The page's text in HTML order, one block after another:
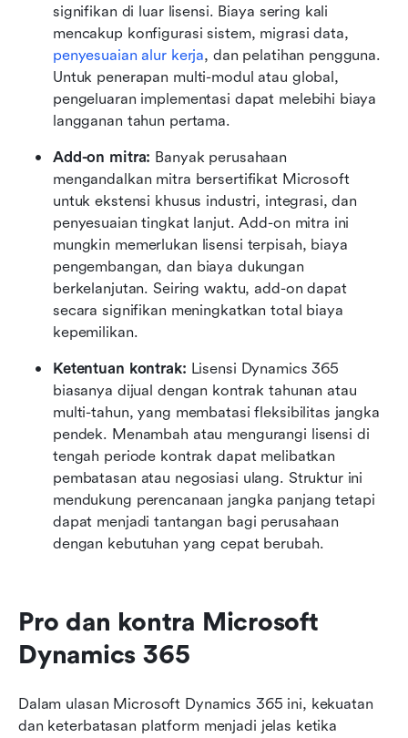
signifikan di luar lisensi. Biaya sering kali
penyesuaian alur kerja, dan pelatihan pengguna.
Untuk penerapan multi-modul atau global,
pengeluaran implementasi dapat melebihi biaya
langganan tahun pertama.
Add-on mitra: Banyak perusahaan
mengandalkan mitra bersertifikat Microsoft
untuk ekstensi khusus industri, integrasi, dan
penyesuaian tingkat lanjut. Add-on mitra ini
mungkin memerlukan lisensi terpisah, biaya
pengembangan, dan biaya dukungan
berkelanjutan. Seiring waktu, add-on dapat
secara signifikan meningkatkan total biaya
kepemilikan.
Ketentuan kontrak: Lisensi Dynamics 365
biasanya dijual dengan kontrak tahunan atau
multi-tahun, yang membatasi fleksibilitas jangka
pendek. Menambah atau mengurangi lisensi di
tengah periode kontrak dapat melibatkan
pembatasan atau negosiasi ulang. Struktur ini
mendukung perencanaan jangka panjang tetapi
dapat menjadi tantangan bagi perusahaan
dengan kebutuhan yang cepat berubah.
Pro dan kontra Microsoft
Dynamics 365
Dalam ulasan Microsoft Dynamics 365 ini, kekuatan
dan keterbatasan platform menjadi jelas ketika